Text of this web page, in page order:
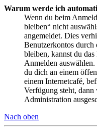
Warum werde ich
Wenn du beim
bleiben“ nicht
angemeldet. Dies
Benutzerkontos durch
bleiben, kannst du
Anmelden
du dich an einem
einem Internetcafé,
Verfügung steht,
Administration
Nach oben